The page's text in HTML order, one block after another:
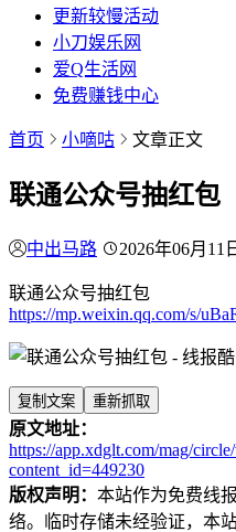
更新较慢活动
小刀娱乐网
爱Q生活网
免费赚钱中心
首页 小嘀咕 文章正文
联通公众号抽红包
中出马路 2026年06月11
联通公众号抽红包
https://mp.weixin.qq.com/s/
复制文案 重新抓取
原文地址：
https://app.xdglt.com/mag/
content_id=449230
版权声明： 本站作为免费线
络。临时存储未经验证，本